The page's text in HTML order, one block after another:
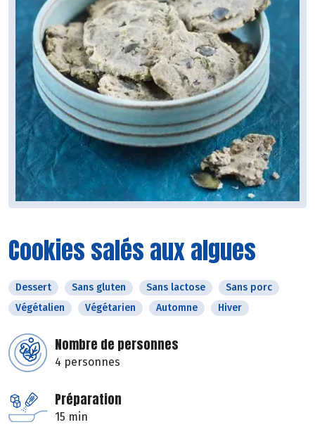
Cookies salés aux algues
Dessert Sans gluten Sans lactose
Sans porc
Végétalien
Végétarien Automne Hiver
Nombre de personnes
4 personnes
Préparation
15 min